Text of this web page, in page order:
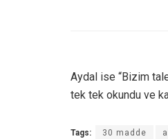
Aydal ise “Bizim
tek tek okundu ve
Tags: 30 madde